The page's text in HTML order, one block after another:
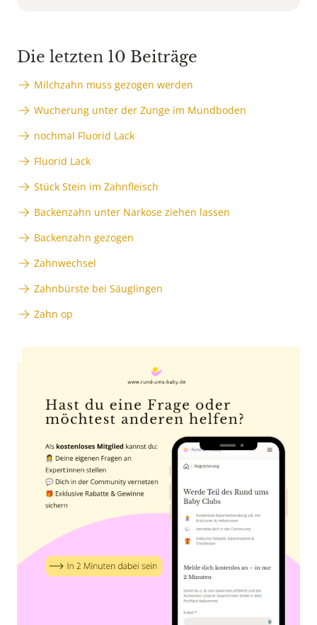
Die letzten 10 Beiträge
Milchzahn muss gezogen werden
Wucherung unter der Zunge im Mundboden
nochmal Fluorid Lack
Fluorid Lack
Stück Stein im Zahnfleisch
Backenzahn unter Narkose ziehen lassen
Backenzahn gezogen
Zahnwechsel
Zahnbürste bei Säuglingen
Zahn op